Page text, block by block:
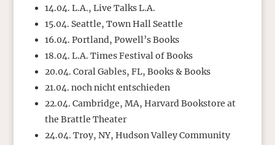
14.04. L.A., Live Talks L.A.
15.04. Seattle, Town Hall Seattle
16.04. Portland, Powell’s Books
18.04. L.A. Times Festival of Books
20.04. Coral Gables, FL, Books & Books
21.04. noch nicht entschieden
22.04. Cambridge, MA, Harvard Bookstore at
the Brattle Theater
24.04. Troy, NY, Hudson Valley Community